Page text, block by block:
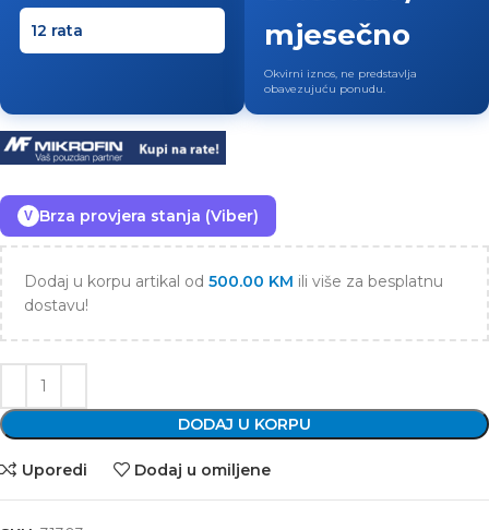
mjesečno
Okvirni iznos, ne predstavlja
obavezujuću ponudu.
V Brza provjera stanja (Viber)
Dodaj u korpu artikal od 500.00 KM ili više za besplatnu
dostavu!
DODAJ U KORPU
Uporedi Dodaj u omiljene